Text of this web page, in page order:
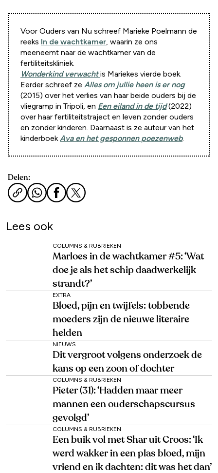
Voor Ouders van Nu schreef Marieke Poelmann de
reeks In de wachtkamer, waarin ze ons
meeneemt naar de wachtkamer van de
fertiliteitskliniek.
Wonderkind verwachtis Mariekes vierde boek.
Eerder schreef ze Alles om jullie heen is er nog
(2015) over het verlies van haar beide ouders bij de
vliegramp in Tripoli, en Een eiland in de tijd(2022)
over haar fertiliteitstraject en leven zonder ouders
en zonder kinderen. Daarnaast is ze auteur van het
kinderboekAva en het gesponnen poezenweb.
Delen:
Lees ook
COLUMNS & RUBRIEKEN
Marloes in de wachtkamer #5: ‘Wat
doe je als het schip daadwerkelijk
strandt?’
EXTRA
Bloed, pijn en twijfels: tobbende
moeders zijn de nieuwe literaire
helden
NIEUWS
Dit vergroot volgens onderzoek de
kans op een zoon of dochter
COLUMNS & RUBRIEKEN
Pieter (31): ‘Hadden maar meer
mannen een ouderschapscursus
gevolgd’
COLUMNS & RUBRIEKEN
Een buik vol met Shar uit Croos: ‘Ik
werd wakker in een plas bloed, mijn
vriend en ik dachten: dit was het dan’